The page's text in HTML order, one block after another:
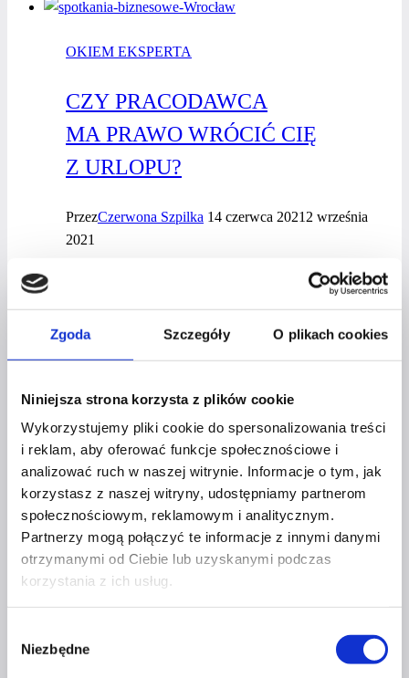
Zgoda Szczegóły O plikach cookies
Niniejsza strona korzysta z plików cookie
Wykorzystujemy pliki cookie do spersonalizowania treści
i reklam, aby oferować funkcje społecznościowe i
analizować ruch w naszej witrynie. Informacje o tym, jak
korzystasz z naszej witryny, udostępniamy partnerom
społecznościowym, reklamowym i analitycznym.
Partnerzy mogą połączyć te informacje z innymi danymi
otrzymanymi od Ciebie lub uzyskanymi podczas
korzystania z ich usług.
zgody
Niezbędne
OKIEM EKSPERTA
CZY PRACODAWCA
MA PRAWO WRÓCIĆ CIĘ
Z URLOPU?
PrzezCzerwona Szpilka 14 czerwca 20212 września
2021
OKIEM EKSPERTA
JAK SKUTECZNIE WZMOCNIĆ
MOTYWACJĘ, ABY OSIĄGNĄĆ
ZAMIERZONY CEL?
PrzezAgata Koryzma 15 stycznia 20202 września
2021
nie daje wsparcia bliskim. Jesteśmy powiernicami,